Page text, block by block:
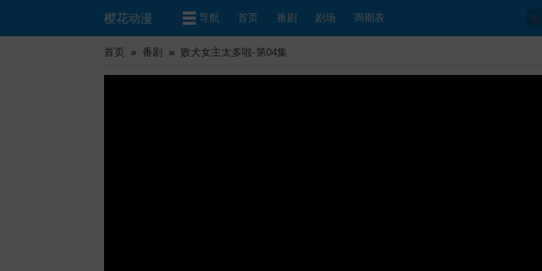
樱花动漫 导航 首页 番剧 剧场 周期表
首页 » 番剧 » 败犬女主太多啦-第04集